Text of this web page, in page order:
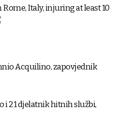
Italy, injuring at least 10
Acquilino, zapovjednik
i 21 djelatnik hitnih službi,